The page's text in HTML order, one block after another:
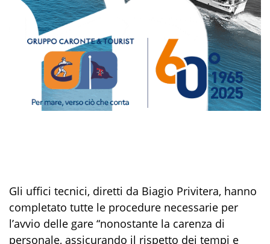
Gli uffici tecnici, diretti da Biagio Privitera, hanno
completato tutte le procedure necessarie per
l’avvio delle gare “nonostante la carenza di
personale, assicurando il rispetto dei tempi e